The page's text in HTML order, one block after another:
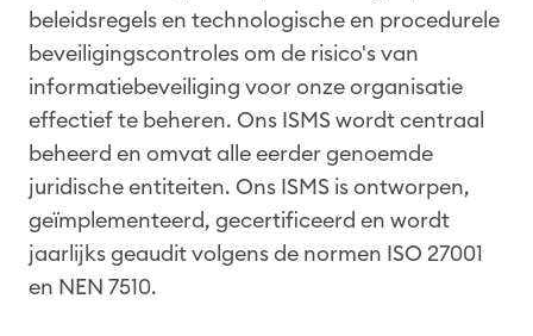
beleidsregels en technologische en procedurele
beveiligingscontroles om de risico's van
informatiebeveiliging voor onze organisatie
effectief te beheren. Ons ISMS wordt centraal
beheerd en omvat alle eerder genoemde
juridische entiteiten. Ons ISMS is ontworpen,
geïmplementeerd, gecertificeerd en wordt
jaarlijks geaudit volgens de normen ISO 27001
en NEN 7510.